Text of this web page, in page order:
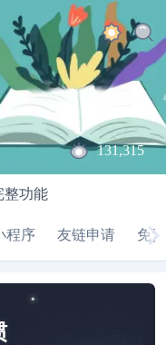
整功能
131,315
程序 友链申请 免